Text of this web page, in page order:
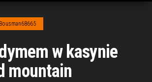
Bousman68665
w kasynie
mountain